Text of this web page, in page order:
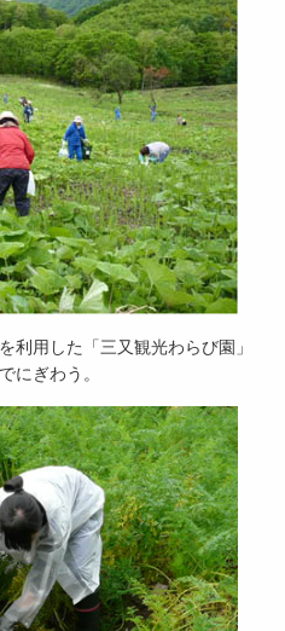
利用した「三又観光わらび園」
にぎわう。